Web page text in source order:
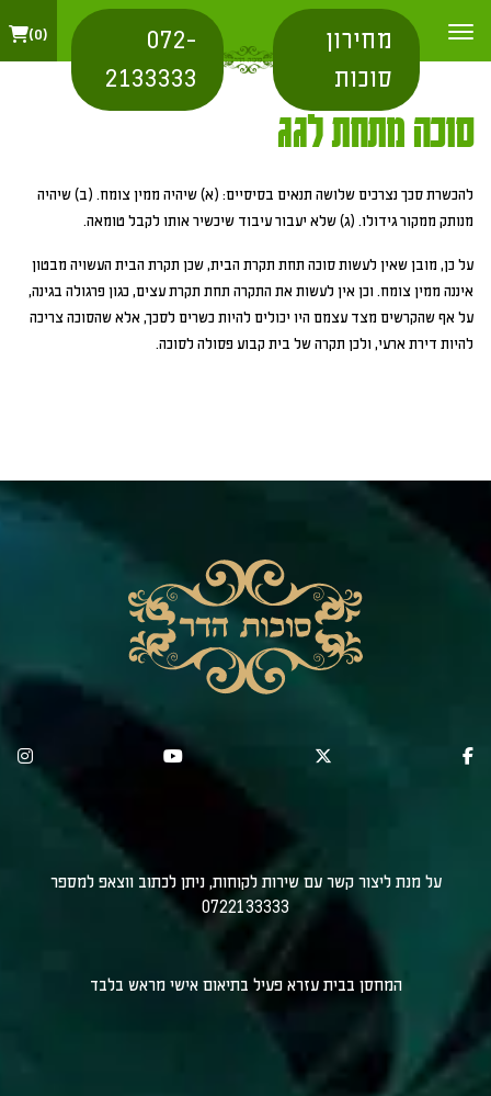
מחירון
סוכות
072-
2133333
0
סוכה מתחת לגג
להכשרת סכך נצרכים שלושה תנאים בסיסיים: (א) שיהיה ממין צומח. (ב) שיהיה
מנותק ממקור גידולו. (ג) שלא יעבור עיבוד שיכשיר אותו לקבל טומאה.
על כן, מובן שאין לעשות סוכה תחת תקרת הבית, שכן תקרת הבית העשויה מבטון
איננה ממין צומח. וכן אין לעשות את התקרה תחת תקרת עצים, כגון פרגולה בגינה,
על אף שהקרשים מצד עצמם היו יכולים להיות כשרים לסכך, אלא שהסוכה צריכה
להיות דירת ארעי, ולכן תקרה של בית קבוע פסולה לסוכה.
על מנת ליצור קשר עם שירות לקוחות, ניתן לכתוב ווצאפ למספר
0722133333
המחסן בבית עזרא פעיל בתיאום אישי מראש בלבד